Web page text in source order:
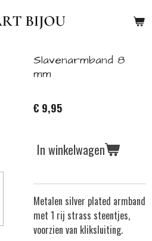
Slavenarmband 8
mm
€ 9,95
In winkelwagen
Metalen silver plated armband
met 1 rij strass steentjes,
voorzien van kliksluiting.